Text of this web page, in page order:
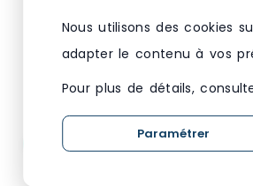
Rayonnage à tablettes
Nous utilisons des cookies
adapter le contenu à vos
Pour plus de détails,
Paramétrer